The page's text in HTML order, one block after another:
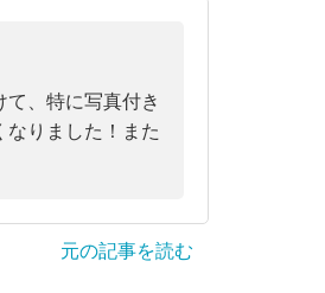
、特に写真付き
なりました！また
元の記事を読む